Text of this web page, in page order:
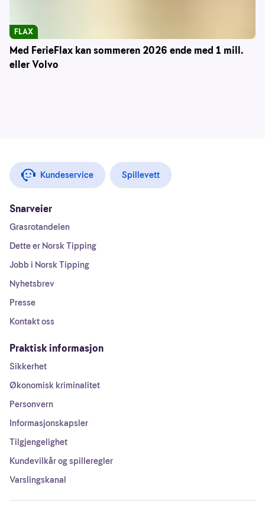
Med FerieFlax kan sommeren 2026 ende med 1 mill.
eller Volvo
FLAX
Kundeservice Spillevett
Snarveier
Grasrotandelen
Dette er Norsk Tipping
Jobb i Norsk Tipping
Nyhetsbrev
Presse
Kontakt oss
Praktisk informasjon
Sikkerhet
Økonomisk kriminalitet
Personvern
Informasjonskapsler
Tilgjengelighet
Kundevilkår og spilleregler
Varslingskanal